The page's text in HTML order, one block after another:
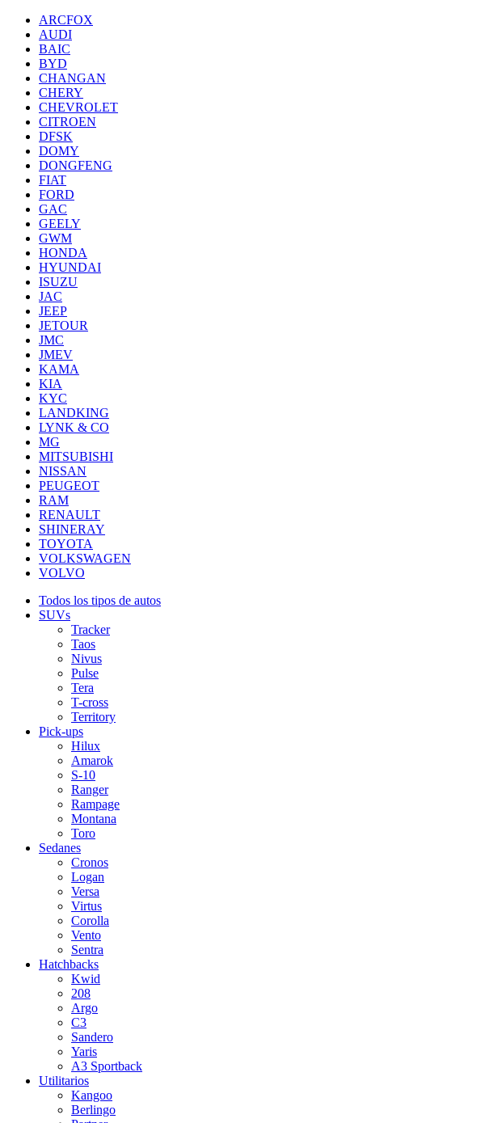
ARCFOX
AUDI
BAIC
BYD
CHANGAN
CHERY
CHEVROLET
CITROEN
DFSK
DOMY
DONGFENG
FIAT
FORD
GAC
GEELY
GWM
HONDA
HYUNDAI
ISUZU
JAC
JEEP
JETOUR
JMC
JMEV
KAMA
KIA
KYC
LANDKING
LYNK & CO
MG
MITSUBISHI
NISSAN
PEUGEOT
RAM
RENAULT
SHINERAY
TOYOTA
VOLKSWAGEN
VOLVO
Todos los tipos de autos
SUVs
Tracker
Taos
Nivus
Pulse
Tera
T-cross
Territory
Pick-ups
Hilux
Amarok
S-10
Ranger
Rampage
Montana
Toro
Sedanes
Cronos
Logan
Versa
Virtus
Corolla
Vento
Sentra
Hatchbacks
Kwid
208
Argo
C3
Sandero
Yaris
A3 Sportback
Utilitarios
Kangoo
Berlingo